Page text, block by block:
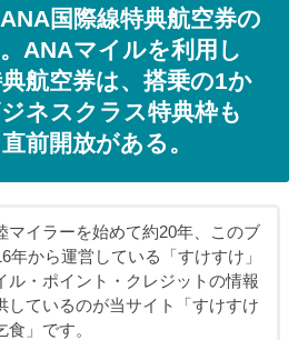
国際線特典航空券の
ANAマイルを利用し
航空券は、搭乗の1か
ネスクラス特典枠も
前開放がある。
マイラーを始めて約20年、このブ
年から運営している「すけすけ」
ル・ポイント・クレジットの情報
しているのが当サイト「すけすけ
」です。